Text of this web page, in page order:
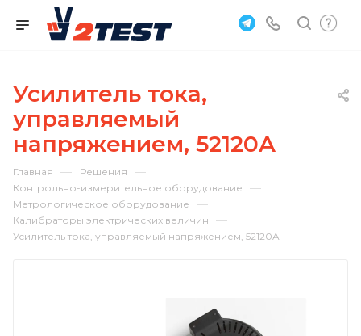
Усилитель тока,
управляемый
напряжением, 52120A
Главная — Решения —
Контрольно-измерительное оборудование —
Метрологическое оборудование —
Калибраторы электрических величин —
Усилитель тока, управляемый напряжением, 52120A